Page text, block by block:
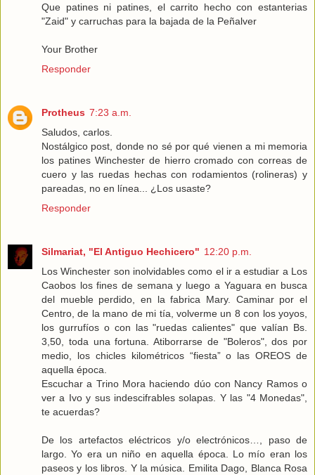
Que patines ni patines, el carrito hecho con estanterias
"Zaid" y carruchas para la bajada de la Peñalver
Your Brother
Responder
Protheus 7:23 a.m.
Saludos, carlos.
Nostálgico post, donde no sé por qué vienen a mi memoria
los patines Winchester de hierro cromado con correas de
cuero y las ruedas hechas con rodamientos (rolineras) y
pareadas, no en línea... ¿Los usaste?
Responder
Silmariat, "El Antiguo Hechicero" 12:20 p.m.
Los Winchester son inolvidables como el ir a estudiar a Los
Caobos los fines de semana y luego a Yaguara en busca
del mueble perdido, en la fabrica Mary. Caminar por el
Centro, de la mano de mi tía, volverme un 8 con los yoyos,
los gurrufíos o con las "ruedas calientes" que valían Bs.
3,50, toda una fortuna. Atiborrarse de "Boleros", dos por
medio, los chicles kilométricos “fiesta” o las OREOS de
aquella época.
Escuchar a Trino Mora haciendo dúo con Nancy Ramos o
ver a Ivo y sus indescifrables solapas. Y las "4 Monedas",
te acuerdas?
De los artefactos eléctricos y/o electrónicos…, paso de
largo. Yo era un niño en aquella época. Lo mío eran los
paseos y los libros. Y la música. Emilita Dago, Blanca Rosa